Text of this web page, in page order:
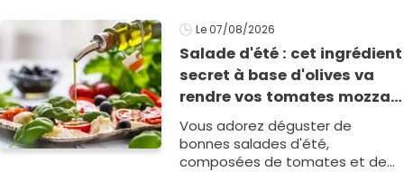
marque Carrefour Baby Bio. Ces
produits, di1
Le 07/08/2026
Salade d'été : cet ingrédient
secret à base d'olives va
rendre vos tomates mozza
inoubliables
Vous adorez déguster de
bonnes salades d'été,
composées de tomates et de